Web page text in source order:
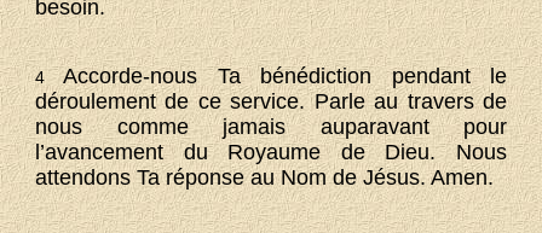
besoin.
4Accorde-nous Ta bénédiction pendant le
déroulement de ce service. Parle au travers de
nous comme jamais auparavant pour
l’avancement du Royaume de Dieu. Nous
attendons Ta réponse au Nom de Jésus. Amen.